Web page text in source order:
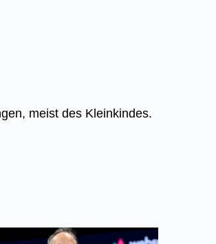
meist des Kleinkindes.